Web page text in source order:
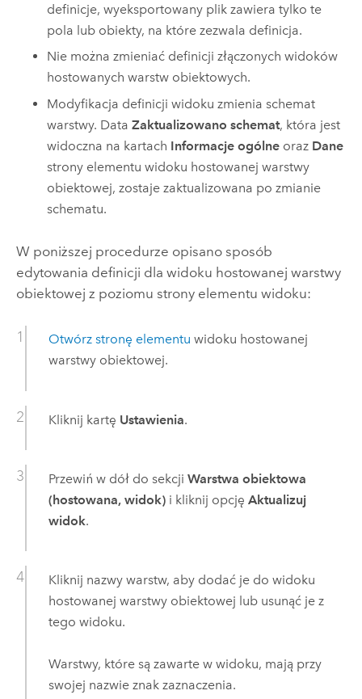
definicje, wyeksportowany plik zawiera tylko te
pola lub obiekty, na które zezwala definicja.
Nie można zmieniać definicji złączonych widoków
hostowanych warstw obiektowych.
Modyfikacja definicji widoku zmienia schemat
warstwy. DataZaktualizowano schemat, która jest
widoczna na kartach Informacje ogólne oraz Dane
strony elementu widoku hostowanej warstwy
obiektowej, zostaje zaktualizowana po zmianie
schematu.
W poniższej procedurze opisano sposób
edytowania definicji dla widoku hostowanej warstwy
obiektowej z poziomu strony elementu widoku:
Otwórz stronę elementu widoku hostowanej
warstwy obiektowej.
Kliknij kartę Ustawienia.
Przewiń w dół do sekcji Warstwa obiektowa
(hostowana, widok)i kliknij opcję Aktualizuj
widok.
Kliknij nazwy warstw, aby dodać je do widoku
hostowanej warstwy obiektowej lub usunąć je z
tego widoku.
Warstwy, które są zawarte w widoku, mają przy
swojej nazwie znak zaznaczenia.